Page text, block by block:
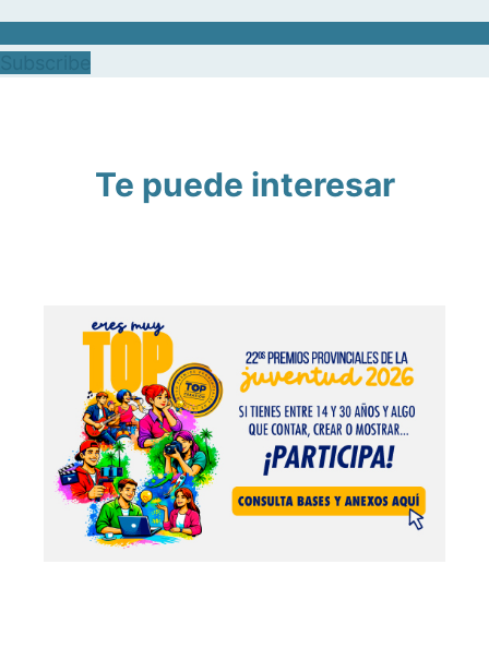
Te puede interesar